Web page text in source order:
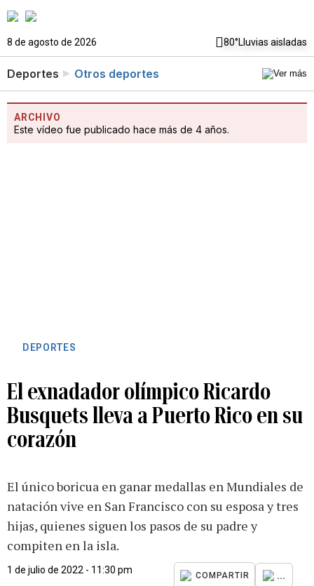
8 de agosto de 2026 80°Lluvias aisladas
Deportes Otros deportes
ARCHIVO
Este vídeo fue publicado hace más de 4 años.
DEPORTES
El exnadador olímpico Ricardo
Busquets lleva a Puerto Rico en su
corazón
El único boricua en ganar medallas en Mundiales de
natación vive en San Francisco con su esposa y tres
hijas, quienes siguen los pasos de su padre y
compiten en la isla.
1 de julio de 2022 - 11:30 pm
COMPARTIR ...